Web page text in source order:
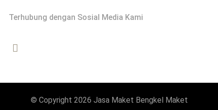
Terhubung dengan Sosial Media Kami
© Copyright 2026 Jasa Maket Bengkel Maket